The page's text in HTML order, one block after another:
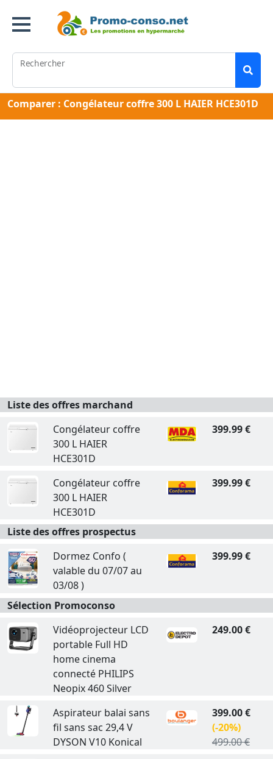
Rechercher
Comparer : Congélateur coffre 300 L HAIER HCE301D
Liste des offres marchand
Congélateur coffre
300 L HAIER
HCE301D
399.99 €
Congélateur coffre
300 L HAIER
HCE301D
399.99 €
Liste des offres prospectus
Dormez Confo (
valable du 07/07 au
03/08 )
399.99 €
Sélection Promoconso
Vidéoprojecteur LCD
portable Full HD
home cinema
connecté PHILIPS
Neopix 460 Silver
249.00 €
Aspirateur balai sans
fil sans sac 29,4 V
DYSON V10 Konical
399.00 €
(-20%)
499.00 €